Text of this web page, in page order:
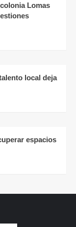
Lomas
local deja
espacios